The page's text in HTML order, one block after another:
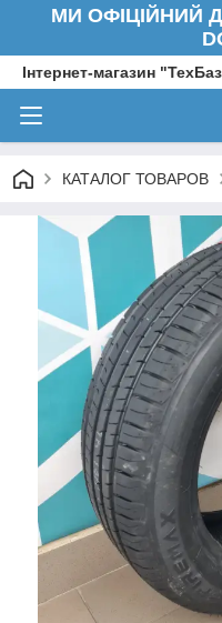
МИ ОФІЦІЙНИЙ
Інтернет-магазин
КАТАЛОГ ТОВАРОВ